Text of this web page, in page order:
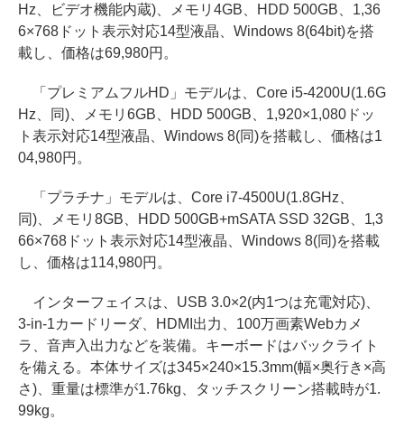
Hz、ビデオ機能内蔵)、メモリ4GB、HDD 500GB、1,36
6×768ドット表示対応14型液晶、Windows 8(64bit)を搭
載し、価格は69,980円。
「プレミアムフルHD」モデルは、Core i5-4200U(1.6G
Hz、同)、メモリ6GB、HDD 500GB、1,920×1,080ドッ
ト表示対応14型液晶、Windows 8(同)を搭載し、価格は1
04,980円。
「プラチナ」モデルは、Core i7-4500U(1.8GHz、
同)、メモリ8GB、HDD 500GB+mSATA SSD 32GB、1,3
66×768ドット表示対応14型液晶、Windows 8(同)を搭載
し、価格は114,980円。
インターフェイスは、USB 3.0×2(内1つは充電対応)、
3-in-1カードリーダ、HDMI出力、100万画素Webカメ
ラ、音声入出力などを装備。キーボードはバックライト
を備える。本体サイズは345×240×15.3mm(幅×奥行き×高
さ)、重量は標準が1.76kg、タッチスクリーン搭載時が1.
99kg。